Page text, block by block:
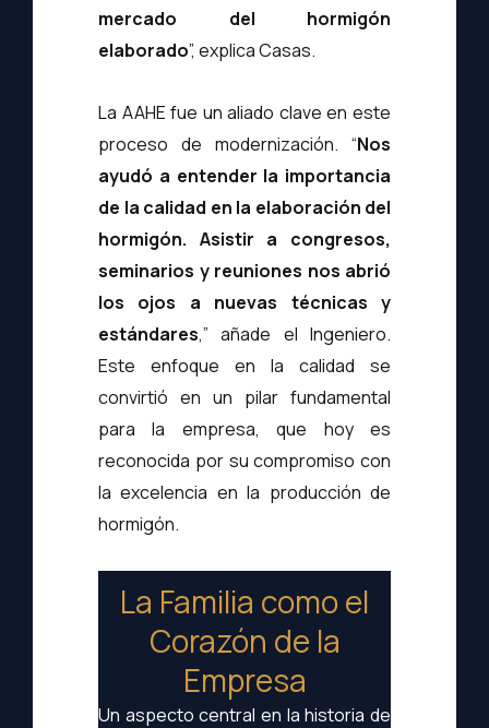
mercado del hormigón
elaborado”, explica Casas.
La AAHE fue un aliado clave en este
proceso de modernización. “Nos
ayudó a entender la importancia
de la calidad en la elaboración del
hormigón. Asistir a congresos,
seminarios y reuniones nos abrió
los ojos a nuevas técnicas y
estándares,” añade el Ingeniero.
Este enfoque en la calidad se
convirtió en un pilar fundamental
para la empresa, que hoy es
reconocida por su compromiso con
la excelencia en la producción de
hormigón.
La Familia como el
Corazón de la
Empresa
Un aspecto central en la historia de